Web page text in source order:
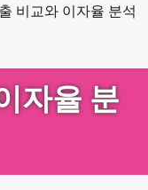
비교와 이자율 분석
자율 분